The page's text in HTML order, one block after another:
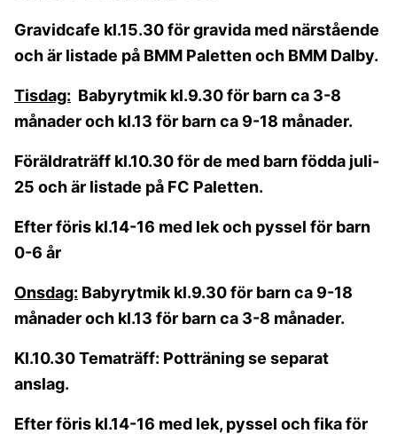
Gravidcafe kl.15.30 för gravida med närstående
och är listade på BMM Paletten och BMM Dalby.
Tisdag: Babyrytmik kl.9.30 för barn ca 3-8
månader och kl.13 för barn ca 9-18 månader.
Föräldraträff kl.10.30 för de med barn födda juli-
25 och är listade på FC Paletten.
Efter föris kl.14-16 med lek och pyssel för barn
0-6 år
Onsdag: Babyrytmik kl.9.30 för barn ca 9-18
månader och kl.13 för barn ca 3-8 månader.
Kl.10.30 Tematräff: Potträning se separat
anslag.
Efter föris kl.14-16 med lek, pyssel och fika för